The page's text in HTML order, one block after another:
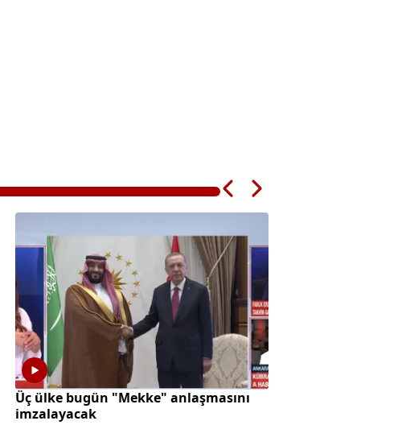
Üç ülke bugün "Mekke" anlaşmasını
imzalayacak